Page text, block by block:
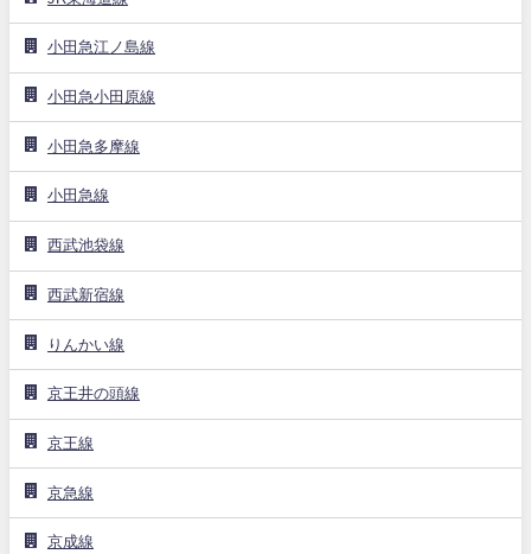
小田急江ノ島線
小田急小田原線
小田急多摩線
小田急線
西武池袋線
西武新宿線
りんかい線
京王井の頭線
京王線
京急線
京成線